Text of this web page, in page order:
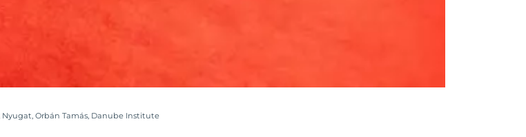
Nyugat Orbán Tamás Danube Institute